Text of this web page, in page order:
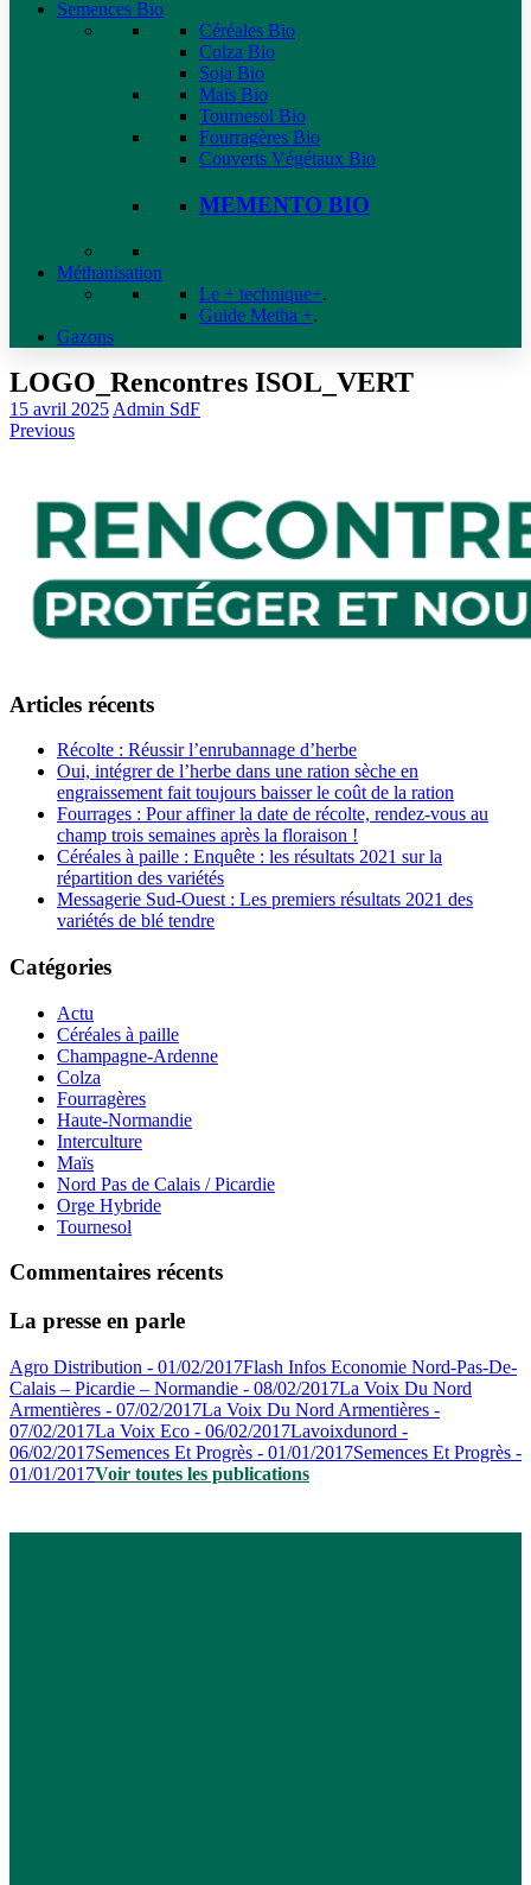
Semences Bio
Céréales Bio
Colza Bio
Soja Bio
Maïs Bio
Tournesol Bio
Fourragères Bio
Couverts Végétaux Bio
MEMENTO BIO
Méthanisation
Le + technique+.
Guide Metha +.
Gazons
LOGO_Rencontres ISOL_VERT
15 avril 2025 Admin SdF
Previous
Articles récents
Récolte : Réussir l’enrubannage d’herbe
Oui, intégrer de l’herbe dans une ration sèche en
engraissement fait toujours baisser le coût de la ration
Fourrages : Pour affiner la date de récolte, rendez-vous au
champ trois semaines après la floraison !
Céréales à paille : Enquête : les résultats 2021 sur la
répartition des variétés
Messagerie Sud-Ouest : Les premiers résultats 2021 des
variétés de blé tendre
Catégories
Actu
Céréales à paille
Champagne-Ardenne
Colza
Fourragères
Haute-Normandie
Interculture
Maïs
Nord Pas de Calais / Picardie
Orge Hybride
Tournesol
Commentaires récents
La presse en parle
Agro Distribution - 01/02/2017Flash Infos Economie Nord-Pas-De-
Calais – Picardie – Normandie - 08/02/2017La Voix Du Nord
Armentières - 07/02/2017La Voix Du Nord Armentières -
07/02/2017La Voix Eco - 06/02/2017Lavoixdunord -
06/02/2017Semences Et Progrès - 01/01/2017Semences Et Progrès -
01/01/2017Voir toutes les publications